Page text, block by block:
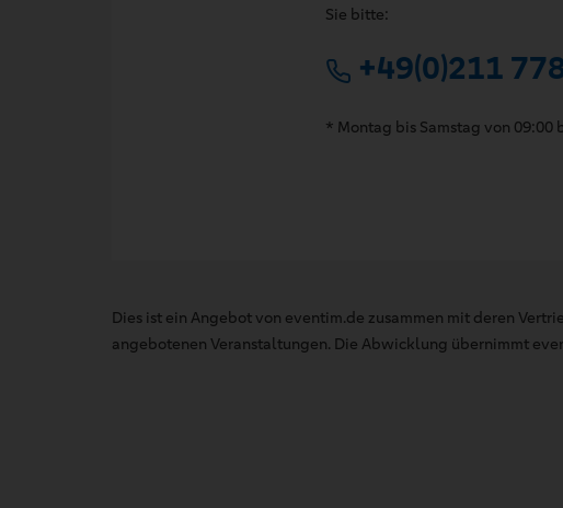
Sie bitte:
+49(0)211
* Montag bis Samstag von 09:00
Dies ist ein Angebot von eventim.de zusammen mit deren
angebotenen Veranstaltungen. Die Abwicklung übernimmt